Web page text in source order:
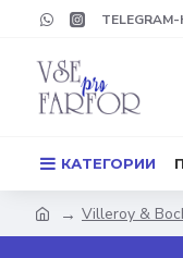
КАТЕГОРИИ
Villeroy &